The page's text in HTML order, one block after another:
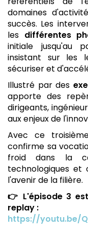
domaines
succès. Les
les différentes
initiale jusqu'au
insistant sur les
sécuriser et
Illustré par des
apporte des
dirigeants,
aux enjeux de
Avec ce
confirme sa
froid dans la
technologiques et
l'avenir de la filière.
👉 L'épisode 3
replay :
https://youtu.be/